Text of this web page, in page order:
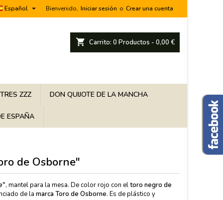
Bienvenido, Iniciar sesión o Crear una cuenta
Español 
shopping_cart Carrito: 0 Productos - 0,00 €
ZZZ DON QUIJOTE DE LA MANCHA
ESPAÑA
de Osborne"
, mantel para la mesa. De color rojo con eltoro negro de
de la marca Toro de Osborne. Es de plástico y